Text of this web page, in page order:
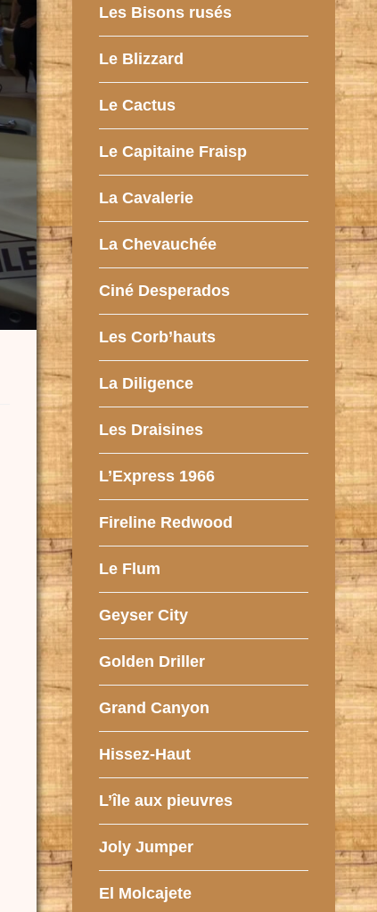
Les Bisons rusés
Le Blizzard
Le Cactus
Le Capitaine Fraisp
La Cavalerie
La Chevauchée
Ciné Desperados
Les Corb’hauts
La Diligence
Les Draisines
L’Express 1966
Fireline Redwood
Le Flum
Geyser City
Golden Driller
Grand Canyon
Hissez-Haut
L’île aux pieuvres
Joly Jumper
El Molcajete